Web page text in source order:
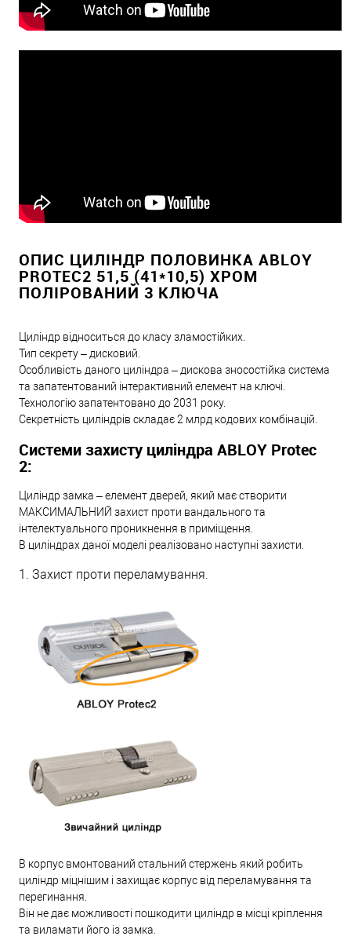
ОПИС ЦИЛІНДР ПОЛОВИНКА ABLOY
PROTEC2 51,5 (41*10,5) ХРОМ
ПОЛІРОВАНИЙ 3 КЛЮЧА
Циліндр відноситься до класу зламостійких.
Тип секрету – дисковий.
Особливість даного циліндра – дискова зносостійка система
та запатентований інтерактивний елемент на ключі.
Технологію запатентовано до 2031 року.
Секретність циліндрів складає 2 млрд кодових комбінацій.
Системи захисту циліндра ABLOY Protec
2:
Циліндр замка – елемент дверей, який має створити
МАКСИМАЛЬНИЙ захист проти вандального та
інтелектуального проникнення в приміщення.
В циліндрах даної моделі реалізовано наступні захисти.
1. Захист проти переламування.
В корпус вмонтований стальний стержень який робить
циліндр міцнішим і захищає корпус від переламування та
перегинання.
Він не дає можливості пошкодити циліндр в місці кріплення
та виламати його із замка.